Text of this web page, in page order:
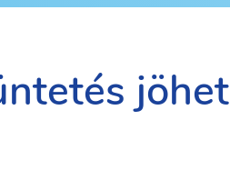
jöhet